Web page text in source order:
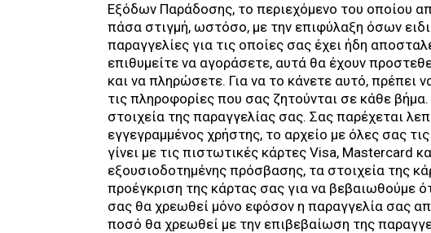
Εξόδων Παράδοσης, το περιεχόμενο του οποίου
πάσα στιγμή, ωστόσο, με την επιφύλαξη όσων
παραγγελίες για τις οποίες σας έχει ήδη
επιθυμείτε να αγοράσετε, αυτά θα έχουν
και να πληρώσετε. Για να το κάνετε αυτό,
τις πληροφορίες που σας ζητούνται σε κάθε
στοιχεία της παραγγελίας σας. Σας παρέχεται
εγγεγραμμένος χρήστης, το αρχείο με όλες σας
γίνει με τις πιστωτικές κάρτες Visa, Mastercard
εξουσιοδοτημένης πρόσβασης, τα στοιχεία της
προέγκριση της κάρτας σας για να βεβαιωθούμε
σας θα χρεωθεί μόνο εφόσον η παραγγελία σας
ποσό θα χρεωθεί με την επιβεβαίωση της